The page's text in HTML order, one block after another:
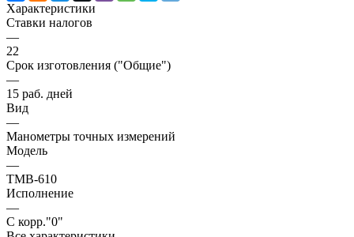
Характеристики
Ставки налогов
—
22
Срок изготовления ("Общие")
—
15 раб. дней
Вид
—
Манометры точных измерений
Модель
—
ТМВ-610
Исполнение
—
С корр."0"